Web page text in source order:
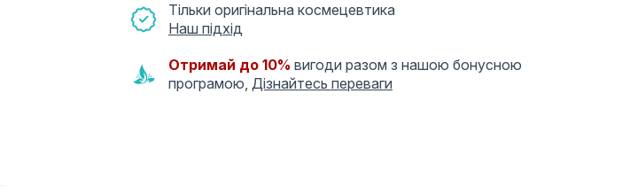
Тільки оригінальна космецевтика
Наш підхід
Отримай до 10% вигоди разом з нашою бонусною
програмою, Дізнайтесь переваги